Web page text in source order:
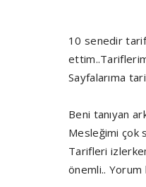
10 senedir
Sayfalarıma
Beni tanıyan
Mesleğimi çok
Tarifleri
önemli..